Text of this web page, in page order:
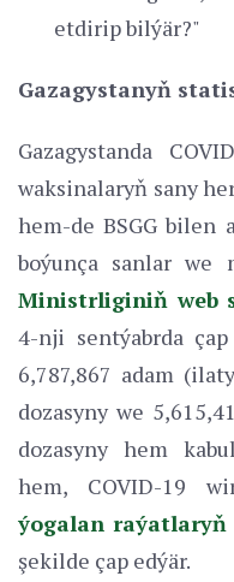
etdirip bilýär?"
Gazagystanyň
Gazagystanda
waksinalaryň sany
hem-de BSGG bilen
boýunça sanlar we
Ministrliginiň web
4-nji sentýabrda
6,787,867 adam
dozasyny we
dozasyny hem
hem, COVID-19
ýogalan raýatlaryň
şekilde çap edýär.